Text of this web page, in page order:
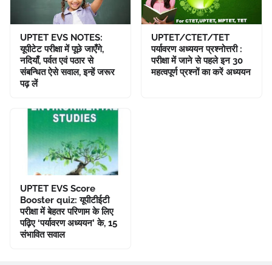
UPTET EVS NOTES:
यूपीटेट परीक्षा में पूछे जाएँगे,
नदियाँ, पर्वत एवं पठार से
संबन्धित ऐसे सवाल, इन्हें जरूर
पढ़ लें
UPTET/CTET/TET
पर्यावरण अध्ययन प्रश्नोत्तरी :
परीक्षा में जाने से पहले इन 30
महत्वपूर्ण प्रश्नों का करें अध्ययन
UPTET EVS Score
Booster quiz: यूपीटीईटी
परीक्षा में बेहतर परिणाम के लिए
पढ़िए ‘पर्यावरण अध्ययन’ के, 15
संभावित सवाल